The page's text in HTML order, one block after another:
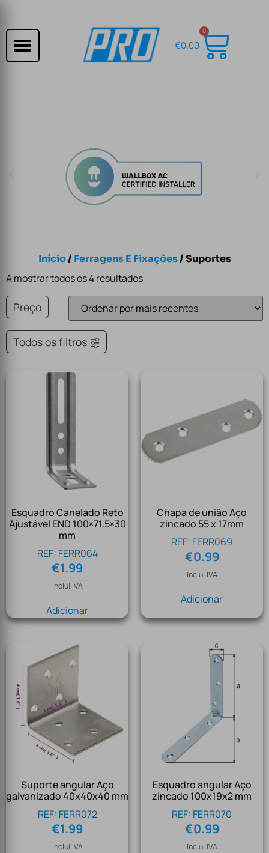
€0.00
0
Início/ Ferragens E Fixações/ Suportes
A mostrar todos os 4 resultados
Preço
Todos os filtros
Esquadro Canelado Reto
Ajustável END 100×71.5×30
mm
REF: FERR064
€1.99
Inclui IVA
Adicionar
Chapa de união Aço
zincado 55 x 17mm
REF: FERR069
€0.99
Inclui IVA
Adicionar
Suporte angular Aço
galvanizado 40x40x40 mm
REF: FERR072
€1.99
Inclui IVA
Esquadro angular Aço
zincado 100x19x2 mm
REF: FERR070
€0.99
Inclui IVA